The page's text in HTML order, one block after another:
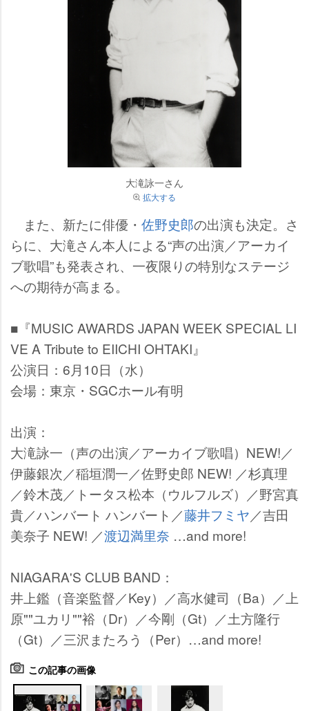
大滝詠一さん
拡大する
また、新たに俳優・ 佐野史郎の出演も決定。さ
らに、大滝さん本人による“声の出演／アーカイ
ブ歌唱”も発表され、一夜限りの特別なステージ
への期待が高まる。
■『MUSIC AWARDS JAPAN WEEK SPECIAL LI
VE A Tribute to EIICHI OHTAKI』
公演日：6月10日（水）
会場：東京・SGCホール有明
出演：
大滝詠一（声の出演／アーカイブ歌唱）NEW!／
伊藤銀次／稲垣潤一／佐野史郎 NEW! ／杉真理
／鈴木茂／トータス松本（ウルフルズ）／野宮真
貴／ハンバート ハンバート／藤井フミヤ／吉田
美奈子 NEW! ／渡辺満里奈 …and more!
NIAGARA'S CLUB BAND：
井上鑑（音楽監督／Key）／高水健司（Ba）／上
原""ユカリ""裕（Dr）／今剛（Gt）／土方隆行
（Gt）／三沢またろう（Per）…and more!
この記事の画像